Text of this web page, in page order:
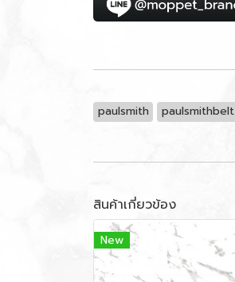
paulsmith paulsmithbelt
สินค้าเกี่ยวข้อง
New